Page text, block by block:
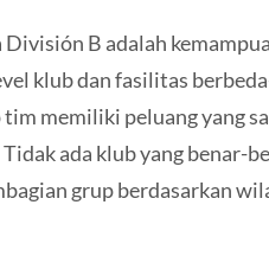
B adalah
klub dan fasilitas
memiliki peluang yang
ada klub yang benar-
grup berdasarkan